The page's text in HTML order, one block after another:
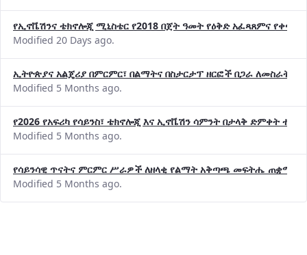
የኢኖቬሽንና ቴክኖሎጂ ሚኒስቴር የ2018 በጀት ዓመት የዕቅድ አፈጻጸምና
Modified 20 Days ago.
ኢትዮጵያና አልጄሪያ በምርምር፣ በልማትና በስታርታፕ ዘርፎች በጋራ ለመስራት
Modified 5 Months ago.
የ2026 የአፍሪካ የሳይንስ፣ ቴክኖሎጂ እና ኢኖቬሽን ሳምንት በታላቅ ድምቀት
Modified 5 Months ago.
የሳይንሳዊ ጥናትና ምርምር ሥራዎች ለዘላቂ የልማት አቅጣጫ መፍትሔ ጠቋሚ
Modified 5 Months ago.